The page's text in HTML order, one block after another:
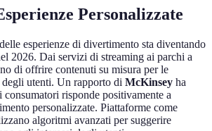
Personalizzate
esperienze di divertimento sta diventando
2026. Dai servizi di streaming ai parchi a
di offrire contenuti su misura per le
utenti. Un rapporto di McKinsey ha
risponde positivamente a
personalizzate. Piattaforme come
algoritmi avanzati per suggerire